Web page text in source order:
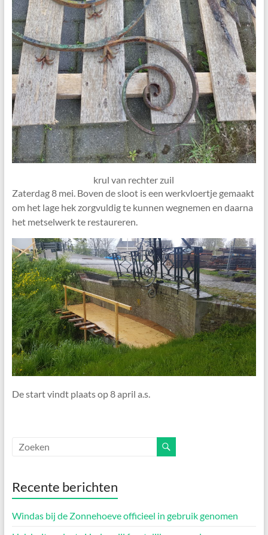
krul van rechter zuil
Zaterdag 8 mei. Boven de sloot is een werkvloertje gemaakt
om het lage hek zorgvuldig te kunnen wegnemen en daarna
het metselwerk te restaureren.
De start vindt plaats op 8 april a.s.
Recente berichten
Windas bij de Zonnehoeve officieel in gebruik genomen